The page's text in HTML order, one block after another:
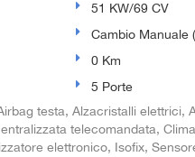
51 KW/69 CV
Cambio Manuale
0 Km
5 Porte
testa, Alzacristalli elettrici,
telecomandata,
elettronico, Isofix,